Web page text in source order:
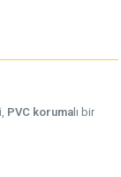
PVC korumalı bir